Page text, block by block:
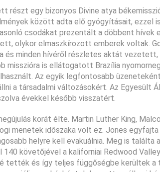
részt egy bizonyos Divine atya
között adta elő gyógyításait, ezzel
csodákat prezentált a döbbent hívek
olykor elmaszkírozott emberek voltak.
és minden hívéről részletes aktát
misszióra is ellátogatott Brazília
Az egyik legfontosabb
a társadalmi változásokért. Az Egyesült
évekkel később visszatért.
korát élte. Martin Luther King,
menetek időszaka volt ez. Jones
helyre kell evakuálnia. Meg is találta
követőjével a kaliforniai Redwood
tették és így teljes függőségbe kerültek a